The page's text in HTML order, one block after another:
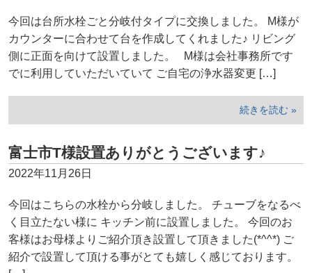
今回は台所水栓ごと分岐付タイプに交換しました。 M様が
カウンターに合わせて台を作成してくれました♪ リビング
側に正面を向けて設置しました。 M様は会社事務所です
でに利用していただいていて ご自宅の浄水器変更 […]
続きを読む »
富士市T様設置ありがとうございます♪
2022年11月26日
今回はこちらの水栓から分岐しました。 チューブをなるべ
く目立たない様に キッチン前に設置しました。 今回のお
客様はお母様よりご紹介頂き設置して頂きました(*^^*) ご
紹介で設置して頂ける事がとても嬉しく感じております。